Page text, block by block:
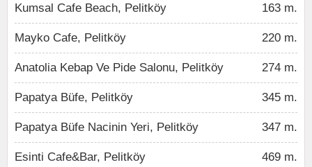
Kumsal Cafe Beach, Pelitköy 163 m.
Mayko Cafe, Pelitköy 220 m.
Anatolia Kebap Ve Pide Salonu, Pelitköy 274 m.
Papatya Büfe, Pelitköy 345 m.
Papatya Büfe Nacinin Yeri, Pelitköy 347 m.
Esinti Cafe&Bar, Pelitköy 469 m.